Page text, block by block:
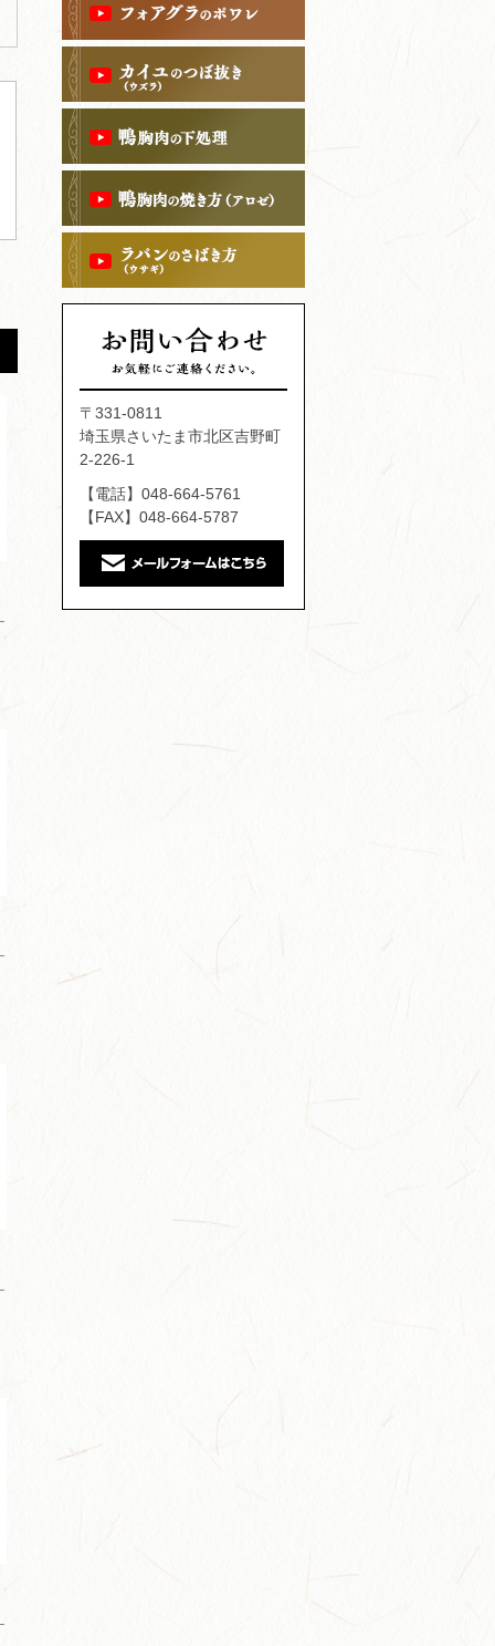
〒331-0811
埼玉県さいたま市北区吉野町
2-226-1
【電話】048-664-5761
【FAX】048-664-5787